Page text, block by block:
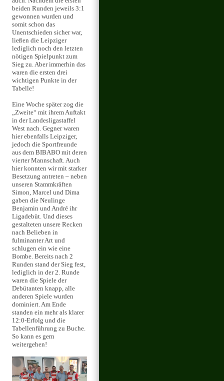
beiden Runden jeweils 3:1
gewonnen wurden und
somit schon das
Unentschieden sicher war,
ließen die Leipziger
lediglich noch den letzten
nötigen Spielpunkt zum
Sieg zu. Aber immerhin das
waren die ersten drei
wichtigen Punkte in der
Tabelle!
Eine Woche später zog die
„Zweite“ mit ihrem Auftakt
in der Landesligastaffel
West nach. Gegner waren
hier ebenfalls Leipziger,
jedoch die Sportfreunde
aus dem BIBABO mit deren
vierter Mannschaft. Auch
hier konnten wir mit starker
Besetzung antreten – neben
unseren Stammkräften
Simon, Marcel und Dima
gaben die Neulinge
Benjamin und André ihr
Ligadebüt. Und dieses
gestalteten unsere Recken
nach Belieben in
fulminanter Art und
schlugen ein wie eine
Bombe. Bereits nach 2
Runden stand der Sieg fest,
lediglich in der 2. Runde
waren die Spiele der
Debütanten knapp, alle
anderen Spiele wurden
dominiert. Am Ende
standen ein mehr als klarer
12:0-Erfolg und die
Tabellenführung zu Buche.
So kann es gern
weitergehen!